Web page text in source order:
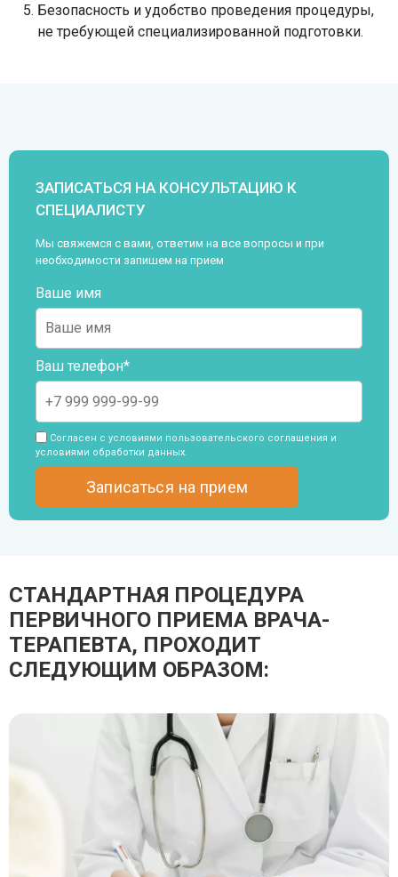
Безопасность и удобство проведения процедуры,
не требующей специализированной подготовки.
ЗАПИСАТЬСЯ НА КОНСУЛЬТАЦИЮ К
СПЕЦИАЛИСТУ
Мы свяжемся с вами, ответим на все вопросы и при
необходимости запишем на прием
Ваше имя
Ваш телефон*
Согласен с условиями пользовательского соглашения и
условиями обработки данных.
СТАНДАРТНАЯ ПРОЦЕДУРА
ПЕРВИЧНОГО ПРИЕМА ВРАЧА-
ТЕРАПЕВТА, ПРОХОДИТ
СЛЕДУЮЩИМ ОБРАЗОМ: